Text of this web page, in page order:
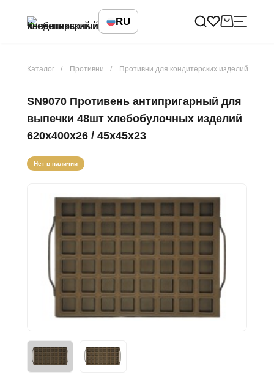
RU
Каталог Противни Противни для кондитерских изделий
SN9070 Противень антипригарный для
выпечки 48шт хлебобулочных изделий
620х400х26 / 45х45х23
Нет в наличии